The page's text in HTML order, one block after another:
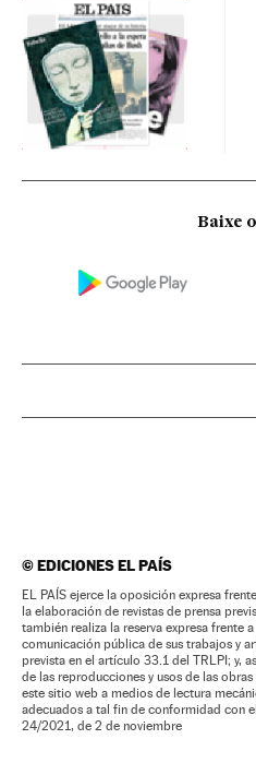
Baixe
©EDICIONES EL PAÍS
EL PAÍS ejerce la oposición expresa
la elaboración de revistas de prensa
también realiza la reserva expresa frente
comunicación pública de sus trabajos y
prevista en el artículo 33.1 del TRLPI; y,
de las reproducciones y usos de las
este sitio web a medios de lectura
adecuados a tal fin de conformidad con
24/2021, de 2 de noviembre